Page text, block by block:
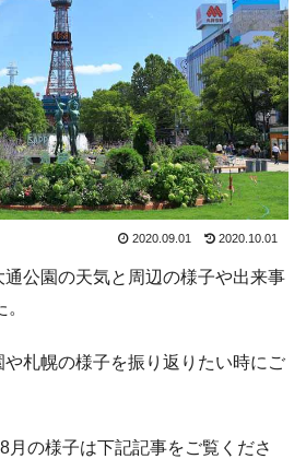
2020.09.01 2020.10.01
公園の天気と周辺の様子や出来事
札幌の様子を振り返りたい時にご
月の様子は下記記事をご覧くださ